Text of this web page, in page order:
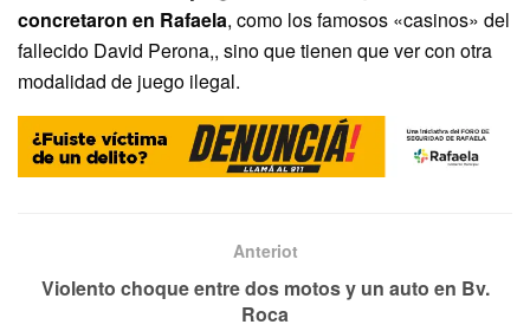
concretaron en Rafaela, como los famosos «casinos» del
fallecido David Perona,, sino que tienen que ver con otra
modalidad de juego ilegal.
Anteriot
Violento choque entre dos motos y un auto en Bv.
Roca